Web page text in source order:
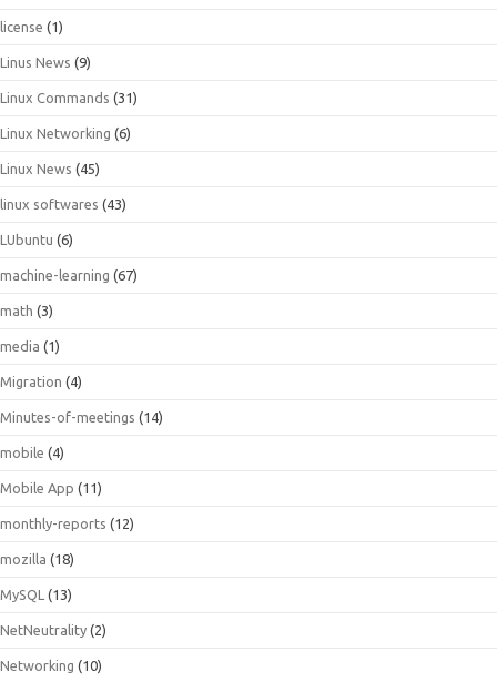
license (1)
Linus News (9)
Linux Commands (31)
Linux Networking (6)
Linux News (45)
linux softwares (43)
LUbuntu (6)
machine-learning (67)
math (3)
media (1)
Migration (4)
Minutes-of-meetings (14)
mobile (4)
Mobile App (11)
monthly-reports (12)
mozilla (18)
MySQL (13)
NetNeutrality (2)
Networking (10)